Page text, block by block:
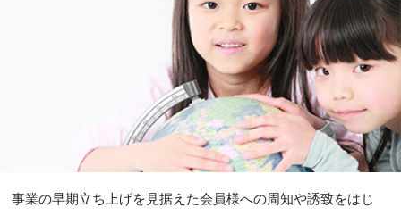
事業の早期立ち上げを見据えた会員様への周知や誘致をはじ